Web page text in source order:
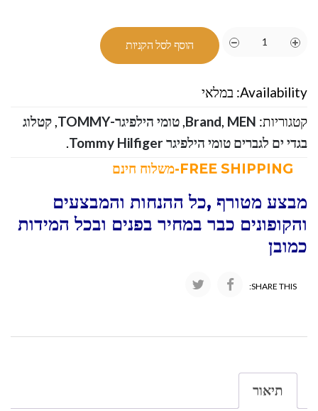
הוסף לסל הקניות
Availability: במלאי
קטגוריות:
Brand, MEN
,טומי הילפיגר-TOMMY ,קטלוג
בגדי ים לגברים טומי הילפיגר Tommy Hilfiger
.
מבצע מטורף ,כל ההנחות והמבצעים
והקופונים כבר במחיר בפנים ובכל המידות
כמובן
SHARE THIS:
תיאור